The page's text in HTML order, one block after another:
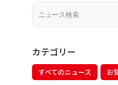
カテゴリー
すべてのニュース お